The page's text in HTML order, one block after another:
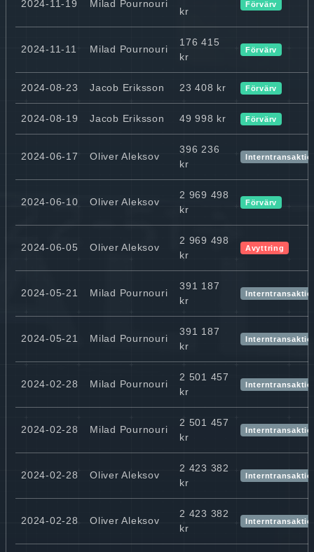
2024-11-19 Milad Pournouri
kr
Förvärv
2024-11-11 Milad Pournouri
176 415
kr
Förvärv
2024-08-23 Jacob Eriksson 23 408 kr Förvärv
2024-08-19 Jacob Eriksson 49 998 kr Förvärv
2024-06-17 Oliver Aleksov
396 236
kr
2024-06-10 Oliver Aleksov
2 969 498
kr
Förvärv
2024-06-05 Oliver Aleksov
2 969 498
kr
Avyttring
2024-05-21 Milad Pournouri
391 187
kr
2024-05-21 Milad Pournouri
391 187
kr
2024-02-28 Milad Pournouri
2 501 457
kr
2024-02-28 Milad Pournouri
2 501 457
kr
2024-02-28 Oliver Aleksov
2 423 382
kr
2024-02-28 Oliver Aleksov
2 423 382
kr